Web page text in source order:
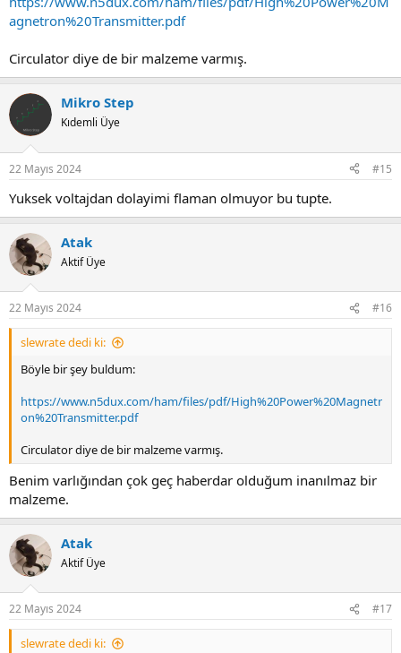
agnetron%20Transmitter.pdf
Circulator diye de bir malzeme varmış.
Mikro Step
Kıdemli Üye
22 Mayıs 2024 #15
Yuksek voltajdan dolayimi flaman olmuyor bu tupte.
Atak
Aktif Üye
22 Mayıs 2024 #16
slewrate dedi ki:
Böyle bir şey buldum:
https://www.n5dux.com/ham/files/pdf/High%20Power%20Magnetr
on%20Transmitter.pdf
Circulator diye de bir malzeme varmış.
Benim varlığından çok geç haberdar olduğum inanılmaz bir
malzeme.
Atak
Aktif Üye
22 Mayıs 2024 #17
slewrate dedi ki: